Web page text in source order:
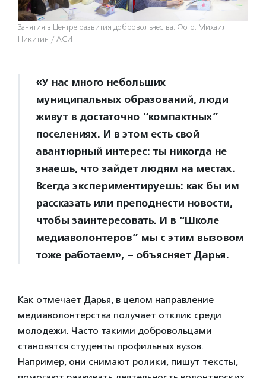
Занятия в Центре развития добровольчества. Фото: Михаил
Никитин / АСИ
«У нас много небольших
муниципальных образований, люди
живут в достаточно “компактных”
поселениях. И в этом есть свой
авантюрный интерес: ты никогда не
знаешь, что зайдет людям на местах.
Всегда экспериментируешь: как бы им
рассказать или преподнести новости,
чтобы заинтересовать. И в “Школе
медиаволонтеров” мы с этим вызовом
тоже работаем», – объясняет Дарья.
Как отмечает Дарья, в целом направление
медиаволонтерства получает отклик среди
молодежи. Часто такими добровольцами
становятся студенты профильных вузов.
Например, они снимают ролики, пишут тексты,